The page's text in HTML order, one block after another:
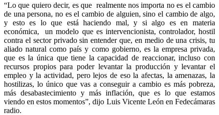
“Lo que quiero decir, es que realmente nos importa no es el cambio
de una persona, no es el cambio de alguien, sino el cambio de algo,
y esto es lo que está haciendo mal, y si algo es en materia
económica, un modelo que es intervencionista, controlador, hostil
contra el sector privado sin entender que, en medio de una crisis, tu
aliado natural como país y como gobierno, es la empresa privada,
que es la única que tiene la capacidad de reaccionar, incluso con
recursos propios para poder levantar la producción y levantar el
empleo y la actividad, pero lejos de eso la afectas, la amenazas, la
hostilizas, lo único que vas a conseguir a cambio es más pobreza,
más desabastecimiento y más inflación, que es lo que estamos
viendo en estos momentos”, dijo Luis Vicente León en Fedecámaras
radio.